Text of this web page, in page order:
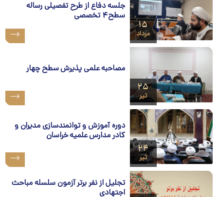
۱۵
مرداد
جلسه دفاع از طرح تفصیلی رساله
سطح۴ تخصصی
۲۵
تیر
مصاحبه علمی پذیرش سطح چهار
۲۴
تیر
دوره آموزش و توانمندسازی مدیران و
کادر مدارس علمیه خراسان
تجلیل از نفر برتر آزمون سلسله مباحث
اجتهادی